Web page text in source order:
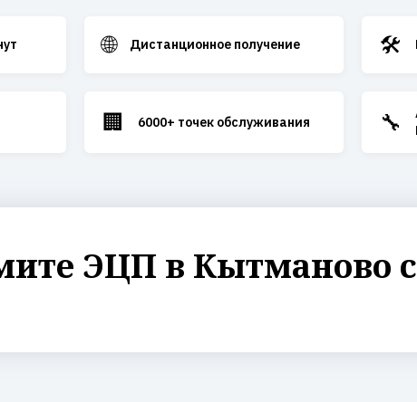
🌐 Дистанционное получение 🛠️
🏢 6000+ точек обслуживания 🔧
ЭЦП в Кытманово